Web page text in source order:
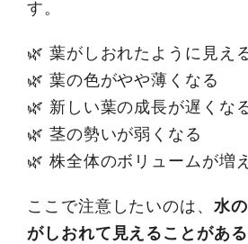
す。
🌿 葉がしおれたように見え
🌿 葉の色がやや薄くなる
🌿 新しい葉の成長が遅くな
🌿 茎の勢いが弱くなる
🌿 株全体のボリュームが増
ここで注意したいのは、 水
がしおれて見えることがある